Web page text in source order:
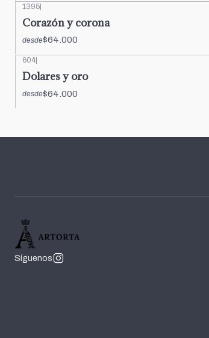
1395|
Corazón y corona
desde$64.000
604
Dolares y oro
desde$64.000
Síguenos